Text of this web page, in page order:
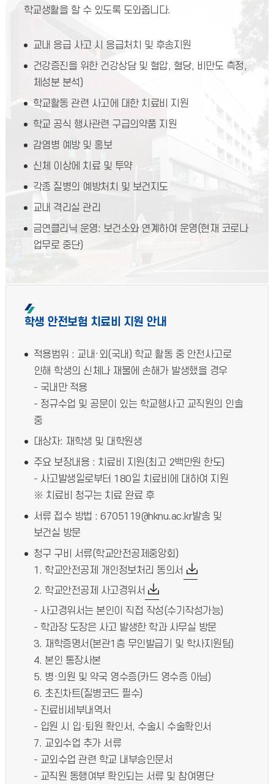
학교생활을 할 수 있도록 도와줍니다.
교내 응급 사고 시 응급처치 및 후송지원
건강증진을 위한 건강상담 및 혈압, 혈당, 비만도 측정,
체성분 분석)
학교활동 관련 사고에 대한 치료비 지원
학교 공식 행사관련 구급의약품 지원
감염병 예방 및 홍보
신체 이상에 치료 및 투약
각종 질병의 예방처치 및 보건지도
교내 격리실 관리
금연클리닉 운영: 보건소와 연계하여 운영(현재 코로나
업무로 중단)
학생 안전보험 치료비 지원 안내
적용범위 : 교내·외(국내) 학교 활동 중 안전사고로
인해 학생의 신체나 재물에 손해가 발생했을 경우
- 국내만 적용
- 정규수업 및 공문이 있는 학교행사고 교직원의 인솔
중
대상자: 재학생 및 대학원생
주요 보장내용 : 치료비 지원(최고 2백만원 한도)
- 사고발생일로부터 180일 치료비에 대하여 지원
※ 치료비 청구는 치료 완료 후
서류 접수 방법 : 6705119@hknu.ac.kr발송 및
보건실 방문
청구 구비 서류(학교안전공제중앙회)
1. 학교안전공제 개인정보처리 동의서
2. 학교안전공제 사고경위서
- 사고경위서는 본인이 직접 작성(수기작성가능)
- 학과장 도장은 사고 발생한 학과 사무실 방문
3. 재학증명서(본관1층 무인발급기 및 학사지원팀)
4. 본인 통장사본
5. 병·의원 및 약국 영수증(카드 영수증 아님)
6. 초진차트(질병코드 필수)
- 진료비세부내역서
- 입원 시 입·퇴원 확인서, 수술시 수술확인서
7. 교외수업 추가 서류
- 교외수업 관련 학교 내부승인문서
- 교직원 동행여부 확인되는 서류 및 참여명단